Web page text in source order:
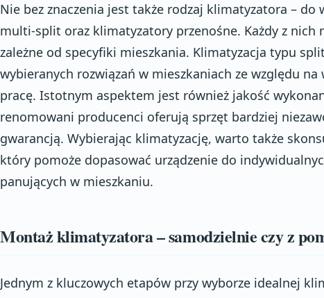
Nie bez znaczenia jest także rodzaj klimatyzatora –
multi-split oraz klimatyzatory przenośne. Każdy z nich
zależne od specyfiki mieszkania. Klimatyzacja typu
wybieranych rozwiązań w mieszkaniach ze względu
pracę. Istotnym aspektem jest również jakość
renomowani producenci oferują sprzęt bardziej
gwarancją. Wybierając klimatyzację, warto także
który pomoże dopasować urządzenie do
panujących w mieszkaniu.
Montaż klimatyzatora – samodzielnie czy z
Jednym z kluczowych etapów przy wyborze idealnej